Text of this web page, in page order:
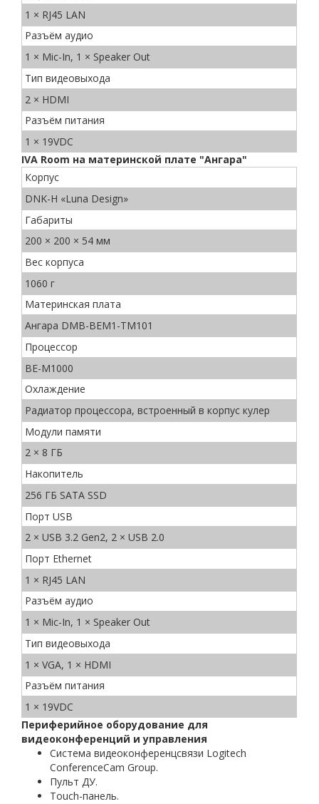
1 × RJ45 LAN
Разъём аудио
1 × Mic-In, 1 × Speaker Out
Тип видеовыхода
2 × HDMI
Разъём питания
1 × 19VDC
IVA Room на материнской плате "Ангара"
Корпус
DNK-H «Luna Design»
Габариты
200 × 200 × 54 мм
Вес корпуса
1060 г
Материнская плата
Ангара DMB-BEM1-TM101
Процессор
ВЕ-М1000
Охлаждение
Радиатор процессора, встроенный в корпус кулер
Модули памяти
2 × 8 ГБ
Накопитель
256 ГБ SATA SSD
Порт USB
2 × USB 3.2 Gen2, 2 × USB 2.0
Порт Ethernet
1 × RJ45 LAN
Разъём аудио
1 × Mic-In, 1 × Speaker Out
Тип видеовыхода
1 × VGA, 1 × HDMI
Разъём питания
1 × 19VDC
Периферийное оборудование для
видеоконференций и управления
Система видеоконференцсвязи Logitech
ConferenceCam Group.
Пульт ДУ.
Touch-панель.